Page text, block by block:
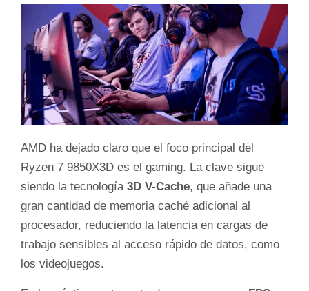
AMD ha dejado claro que el foco principal del
Ryzen 7 9850X3D es el gaming. La clave sigue
siendo la tecnología 3D V-Cache, que añade una
gran cantidad de memoria caché adicional al
procesador, reduciendo la latencia en cargas de
trabajo sensibles al acceso rápido de datos, como
los videojuegos.